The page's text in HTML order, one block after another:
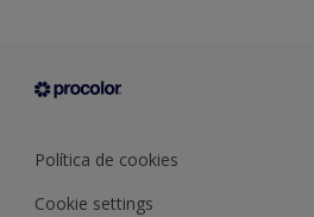
Condiciones generales de venta
Sobre Procolor
Política de cookies
Cookie settings